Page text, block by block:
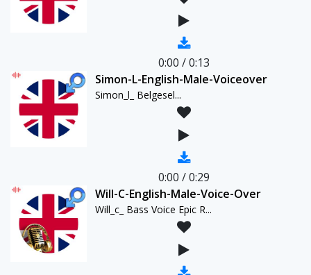
0:00 /0:13
Simon-L-English-Male-Voiceover
Simon_l_ Belgesel...
0:00 /0:29
Will-C-English-Male-Voice-Over
Will_c_ Bass Voice Epic R...